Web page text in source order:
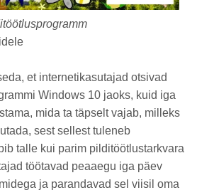
et internetikasutajad otsivad
Windows 10 jaoks, kuid iga
mida ta täpselt vajab, milleks
sest sellest tuleneb
talle kui parim pilditöötlustarkvara
töötavad peaaegu iga päev
ja parandavad sel viisil oma